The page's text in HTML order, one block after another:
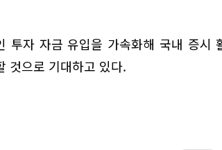
투자 자금 유입을 가속화해 국내 증시
것으로 기대하고 있다.